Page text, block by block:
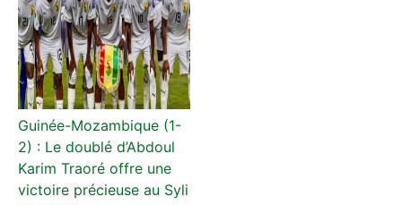
Guinée-Mozambique (1-
2) : Le doublé d’Abdoul
Karim Traoré offre une
victoire précieuse au Syli